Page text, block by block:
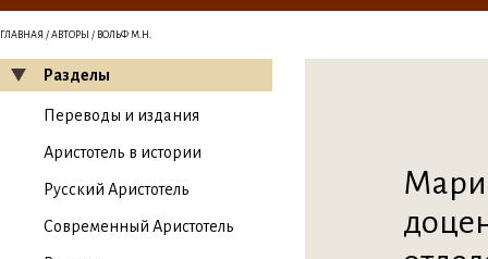
ГЛАВНАЯ / АВТОРЫ / ВОЛЬФ М.Н.
Разделы
Переводы и издания
Аристотель в истории
Русский Аристотель
Современный Аристотель